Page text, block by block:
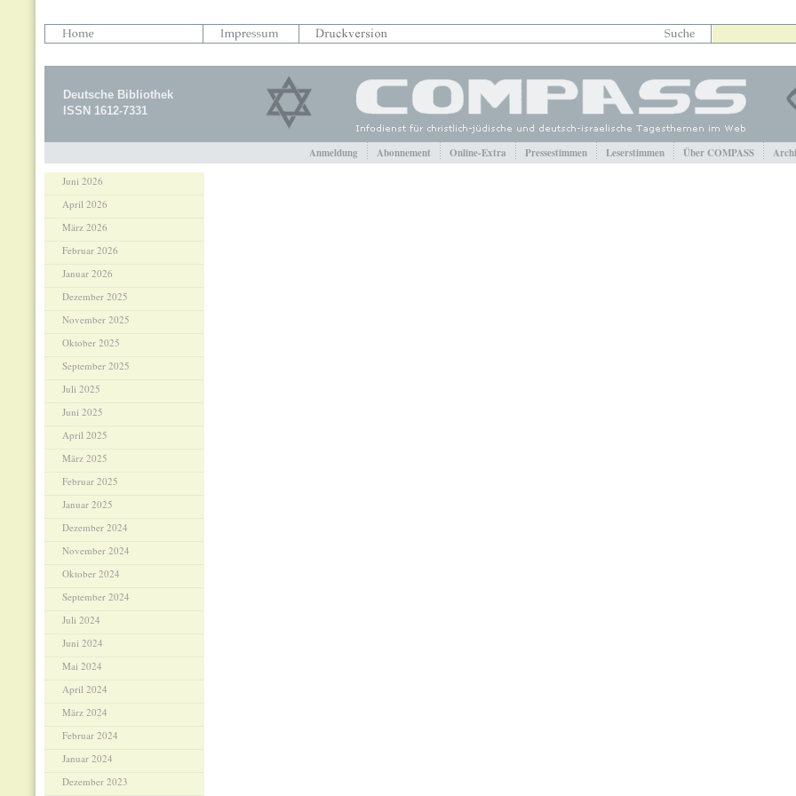
Deutsche Bibliothek
ISSN 1612-7331
Anmeldung Abonnement Online-Extra Pressestimmen Leserstimmen Über COMPASS
Juni 2026
April 2026
März 2026
Februar 2026
Januar 2026
Dezember 2025
November 2025
Oktober 2025
September 2025
Juli 2025
Juni 2025
April 2025
März 2025
Februar 2025
Januar 2025
Dezember 2024
November 2024
Oktober 2024
September 2024
Juli 2024
Juni 2024
Mai 2024
April 2024
März 2024
Februar 2024
Januar 2024
Dezember 2023